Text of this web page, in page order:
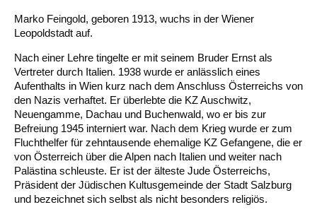
Marko Feingold, geboren 1913, wuchs in der Wiener
Leopoldstadt auf.
Nach einer Lehre tingelte er mit seinem Bruder Ernst als
Vertreter durch Italien. 1938 wurde er anlässlich eines
Aufenthalts in Wien kurz nach dem Anschluss Österreichs von
den Nazis verhaftet. Er überlebte die KZ Auschwitz,
Neuengamme, Dachau und Buchenwald, wo er bis zur
Befreiung 1945 interniert war. Nach dem Krieg wurde er zum
Fluchthelfer für zehntausende ehemalige KZ Gefangene, die er
von Österreich über die Alpen nach Italien und weiter nach
Palästina schleuste. Er ist der älteste Jude Österreichs,
Präsident der Jüdischen Kultusgemeinde der Stadt Salzburg
und bezeichnet sich selbst als nicht besonders religiös.